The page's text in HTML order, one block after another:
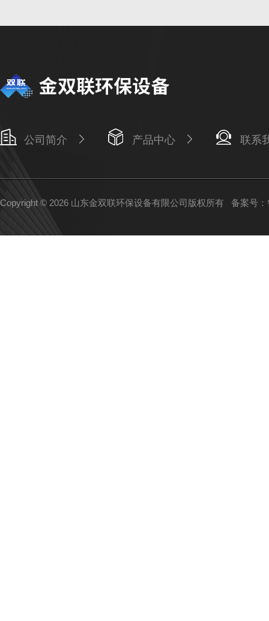
公司简介 产品中心 联系
Copyright © 2026 山东金双联环保设备有限公司版权所有 备案号